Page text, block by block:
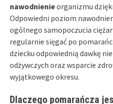
nawodnienieorganizmu
Odpowiedni poziom
ogólnego samopoczucia
regularnie sięgać po
dziecku odpowiednią dawkę
odżywczych oraz wsparcie
wyjątkowego okresu.
Dlaczego pomarańcza